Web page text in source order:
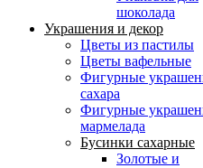
шоколада
Украшения и декор
Цветы из пастилы
Цветы вафельные
Фигурные
сахара
Фигурные
мармелада
Бусинки сахарные
Золотые и